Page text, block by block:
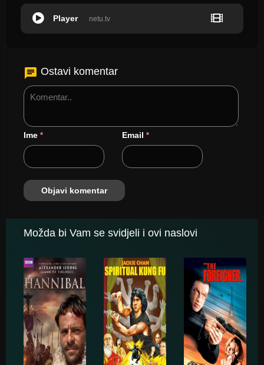
netu.tv
Player
Ostavi komentar
Ime * Email *
Možda bi Vam se svidjeli i ovi naslovi